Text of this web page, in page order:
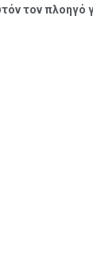
τον πλοηγό